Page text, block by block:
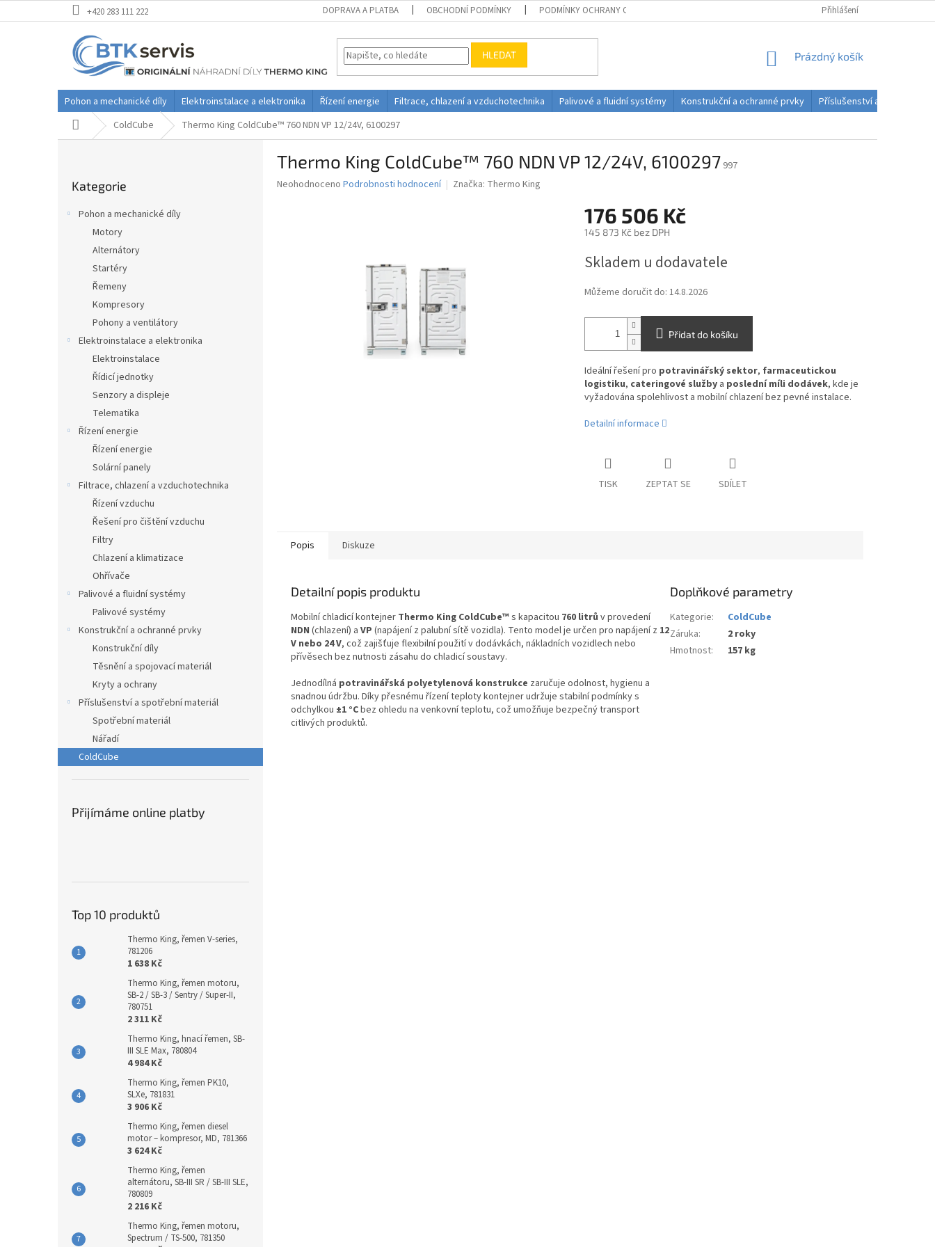
na
+420 283 111 222 DOPRAVA A PLATBA OBCHODNÍ PODMÍNKY PODMÍNKY OCHRANY OSOBNÍCH ÚDAJŮ PODMÍNKY ODSTOUPENÍ OD SMLOUVY DO 14 DNŮ
Přihlášení
HLEDAT
NÁKUPNÍ
Prázdný košík
Pohon a mechanické díly Elektroinstalace a elektronika Řízení energie Filtrace, chlazení a vzduchotechnika Palivové a fluidní systémy Konstrukční a ochranné prvky
Příslušenství a spotřební
Domů ColdCube Thermo King ColdCube™ 760 NDN VP 12/24V, 6100297
kategorie
Kategorie
Pohon a mechanické díly
Motory
Alternátory
Startéry
Řemeny
Kompresory
Pohony a ventilátory
Elektroinstalace a elektronika
Elektroinstalace
Řídicí jednotky
Senzory a displeje
Telematika
Řízení energie
Řízení energie
Solární panely
Filtrace, chlazení a vzduchotechnika
Řízení vzduchu
Řešení pro čištění vzduchu
Filtry
Chlazení a klimatizace
Ohřívače
Palivové a fluidní systémy
Palivové systémy
Konstrukční a ochranné prvky
Konstrukční díly
Těsnění a spojovací materiál
Kryty a ochrany
Příslušenství a spotřební materiál
Spotřební materiál
Nářadí
ColdCube
Přijímáme online platby
Top 10 produktů
Thermo King, řemen V-series,
781206
1 638 Kč
Thermo King, řemen motoru,
SB-2 / SB-3 / Sentry / Super-II,
780751
2 311 Kč
Thermo King, hnací řemen, SB-
III SLE Max, 780804
4 984 Kč
Thermo King, řemen PK10,
SLXe, 781831
3 906 Kč
Thermo King, řemen diesel
motor – kompresor, MD, 781366
3 624 Kč
Thermo King, řemen
alternátoru, SB-III SR / SB-III SLE,
780809
2 216 Kč
Thermo King, řemen motoru,
Spectrum / TS-500, 781350
Thermo King ColdCube™ 760 NDN VP 12/24V, 6100297 997
Průměrné
Neohodnoceno Podrobnosti hodnocení Značka: Thermo King
176 506 Kč
145 873 Kč bez DPH
cena:
Skladem u dodavatele
Můžeme doručit do: 14.8.2026
Přidat do košíku
Ideální řešení pro potravinářský sektor, farmaceutickou
logistiku, cateringové službya poslední míli dodávek, kde je
vyžadována spolehlivost a mobilní chlazení bez pevné instalace.
Detailní informace
TISK ZEPTAT SE SDÍLET
Popis Diskuze
Detailní popis produktu
Mobilní chladicí kontejner Thermo King ColdCube™ s kapacitou 760 litrů v provedení
NDN (chlazení) a VP (napájení z palubní sítě vozidla). Tento model je určen pro napájení z 12
V nebo 24 V, což zajišťuje flexibilní použití v dodávkách, nákladních vozidlech nebo
přívěsech bez nutnosti zásahu do chladicí soustavy.
Jednodílná potravinářská polyetylenová konstrukce zaručuje odolnost, hygienu a
snadnou údržbu. Díky přesnému řízení teploty kontejner udržuje stabilní podmínky s
odchylkou ±1 °Cbez ohledu na venkovní teplotu, což umožňuje bezpečný transport
citlivých produktů.
Doplňkové parametry
Kategorie:
ColdCube
Záruka:
2 roky
Hmotnost: 157 kg